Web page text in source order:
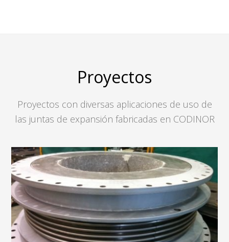
Proyectos
Proyectos con diversas aplicaciones de uso de
las juntas de expansión fabricadas en CODINOR